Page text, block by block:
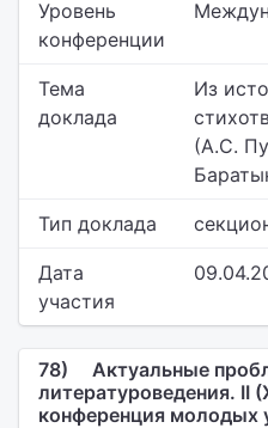
Уровень
конференции
Тема
доклада
Из
(А.С.
Тип доклада
Дата
участия
78)
Актуальные
литературоведения. II
конференция молодых